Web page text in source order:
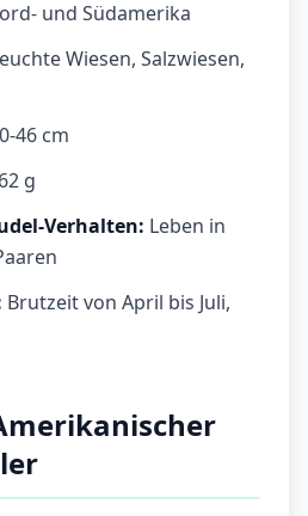
und Südamerika
Wiesen, Salzwiesen,
46 cm
g
Verhalten: Leben in
Brutzeit von April bis Juli,